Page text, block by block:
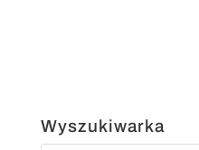
Wyszukiwarka